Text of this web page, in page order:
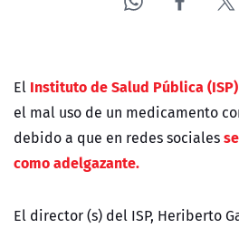
El Instituto de Salud Pública (ISP)
el mal uso de un medicamento
debido a que en redes sociales
como adelgazante.
El director (s) del ISP, Heriberto